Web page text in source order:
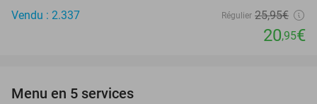
Vendu : 2.337
Régulier 25,95€
20,95€
Menu en 5 services